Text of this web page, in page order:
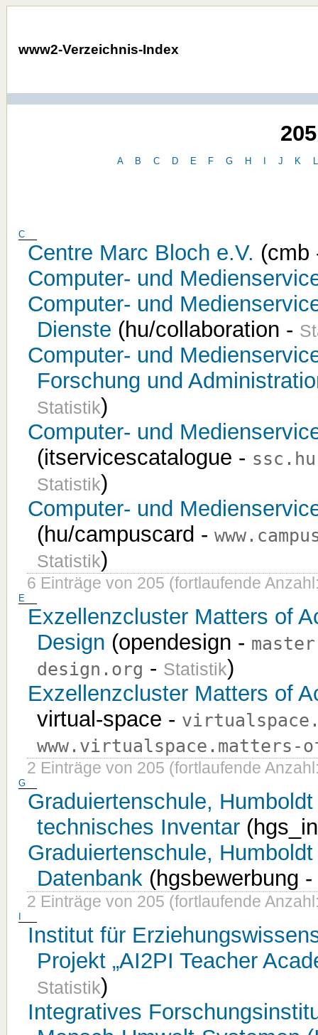
www2-Verzeichnis-Index
A B C D E FG H I J K
C
Centre Marc Bloch e.V.
Computer- und
Computer- und
Dienste (hu/collaboration -
Computer- und
Forschung und
Statistik)
Computer- und
(itservicescatalogue -
Statistik)
Computer- und
(hu/campuscard -
Statistik)
6 Einträge von 205 (fortlaufende
E
Exzellenzcluster Matters of
Design (opendesign -
design.org - Statistik)
Exzellenzcluster Matters of
virtual-space -
2 Einträge von 205 (fortlaufende
G
Graduiertenschule,
technisches Inventar
Graduiertenschule,
Datenbank (hgsbewerbung -
2 Einträge von 205 (fortlaufende
I
Institut für
Projekt „AI2PI Teacher
Statistik)
Integratives